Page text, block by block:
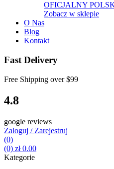
OFICJALNY
Zobacz w sklepie
O Nas
Blog
Kontakt
Fast Delivery
Free Shipping over$99
4.8
google reviews
Zaloguj / Zarejestruj
(0)
(0) zł0.00
Kategorie